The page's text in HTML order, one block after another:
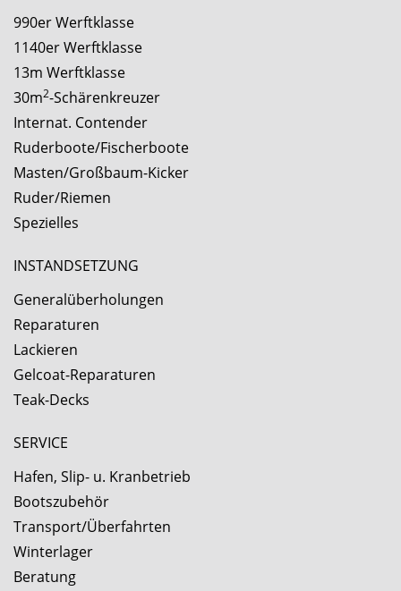
990er Werftklasse
1140er Werftklasse
13m Werftklasse
30m2-Schärenkreuzer
Internat. Contender
Ruderboote/Fischerboote
Masten/Großbaum-Kicker
Ruder/Riemen
Spezielles
INSTANDSETZUNG
Generalüberholungen
Reparaturen
Lackieren
Gelcoat-Reparaturen
Teak-Decks
SERVICE
Hafen, Slip- u. Kranbetrieb
Bootszubehör
Transport/Überfahrten
Winterlager
Beratung